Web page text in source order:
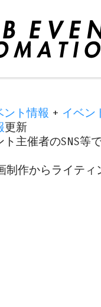
ント情報 + イベン
更新
主催者のSNS等
作からライティ